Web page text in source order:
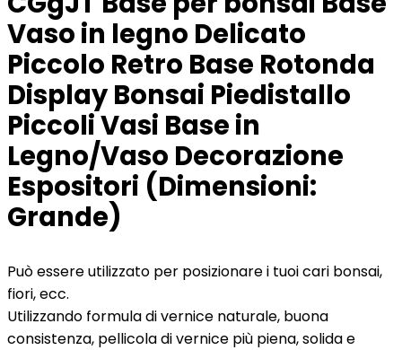
Vaso in legno Delicato
Piccolo Retro Base Rotonda
Display Bonsai Piedistallo
Piccoli Vasi Base in
Legno/Vaso Decorazione
Espositori (Dimensioni:
Grande)
Può essere utilizzato per posizionare i tuoi cari bonsai,
fiori, ecc.
Utilizzando formula di vernice naturale, buona
consistenza, pellicola di vernice più piena, solida e